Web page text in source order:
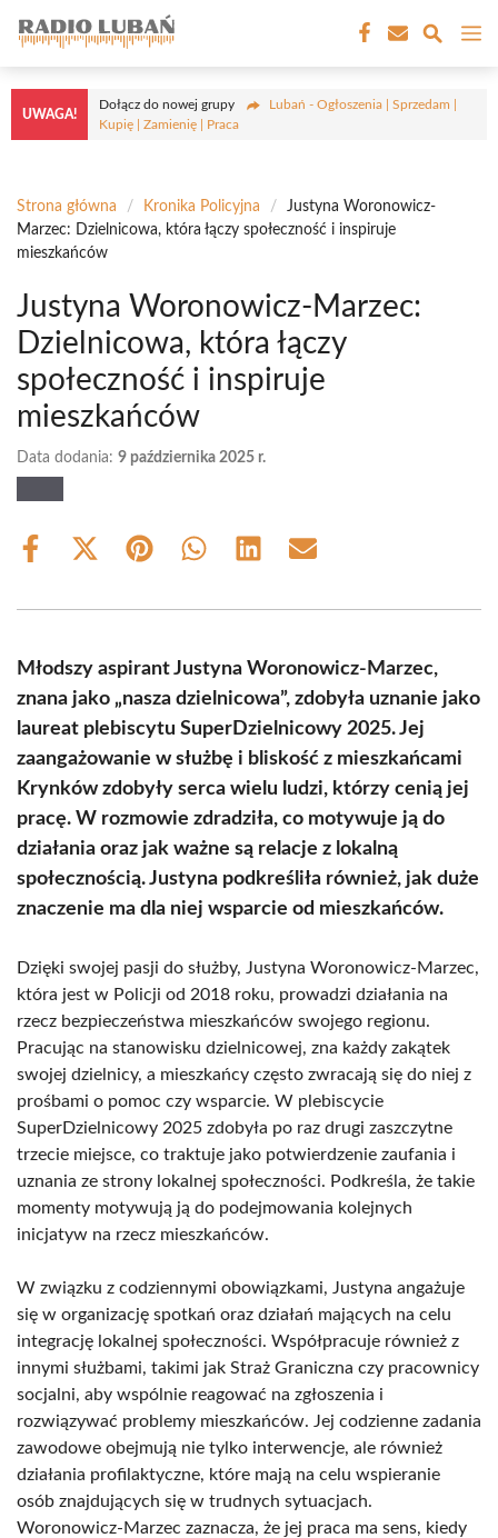
treści
UWAGA!
Dołącz do nowej grupy
Lubań - Ogłoszenia | Sprzedam |
Kupię | Zamienię | Praca
Strona główna / Kronika Policyjna /
Justyna Woronowicz-
Marzec: Dzielnicowa, która łączy społeczność i inspiruje
mieszkańców
Justyna Woronowicz-Marzec:
Dzielnicowa, która łączy
społeczność i inspiruje
mieszkańców
Data dodania: 9 października 2025 r.
Share
Share
(Twitter)
Share Share Share Share
Młodszy aspirant Justyna Woronowicz-Marzec,
znana jako „nasza dzielnicowa”, zdobyła uznanie jako
laureat plebiscytu SuperDzielnicowy 2025. Jej
zaangażowanie w służbę i bliskość z mieszkańcami
Krynków zdobyły serca wielu ludzi, którzy cenią jej
pracę. W rozmowie zdradziła, co motywuje ją do
działania oraz jak ważne są relacje z lokalną
społecznością. Justyna podkreśliła również, jak duże
znaczenie ma dla niej wsparcie od mieszkańców.
Dzięki swojej pasji do służby, Justyna Woronowicz-Marzec,
która jest w Policji od 2018 roku, prowadzi działania na
rzecz bezpieczeństwa mieszkańców swojego regionu.
Pracując na stanowisku dzielnicowej, zna każdy zakątek
swojej dzielnicy, a mieszkańcy często zwracają się do niej z
prośbami o pomoc czy wsparcie. W plebiscycie
SuperDzielnicowy 2025 zdobyła po raz drugi zaszczytne
trzecie miejsce, co traktuje jako potwierdzenie zaufania i
uznania ze strony lokalnej społeczności. Podkreśla, że takie
momenty motywują ją do podejmowania kolejnych
inicjatyw na rzecz mieszkańców.
W związku z codziennymi obowiązkami, Justyna angażuje
się w organizację spotkań oraz działań mających na celu
integrację lokalnej społeczności. Współpracuje również z
innymi służbami, takimi jak Straż Graniczna czy pracownicy
socjalni, aby wspólnie reagować na zgłoszenia i
rozwiązywać problemy mieszkańców. Jej codzienne zadania
zawodowe obejmują nie tylko interwencje, ale również
działania profilaktyczne, które mają na celu wspieranie
osób znajdujących się w trudnych sytuacjach.
Woronowicz-Marzec zaznacza, że jej praca ma sens, kiedy